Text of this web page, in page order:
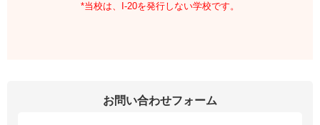
*当校は、I-20を発行しない学校です。
お問い合わせフォーム